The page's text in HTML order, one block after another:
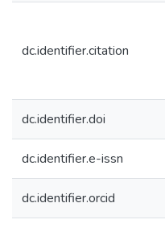
dc.identifier.citation
dc.identifier.doi
dc.identifier.e-issn
dc.identifier.orcid